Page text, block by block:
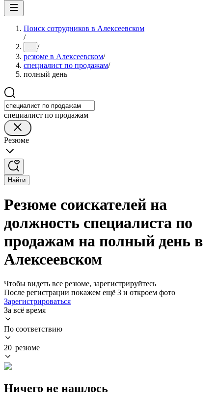
Поиск сотрудников в Алексеевском
/
... /
резюме в Алексеевском/
специалист по продажам/
полный день
специалист по продажам
Резюме
Найти
Резюме соискателей на
должность специалиста по
продажам на полный день в
Алексеевском
Чтобы видеть все резюме, зарегистрируйтесь
После регистрации покажем ещё 3 и откроем фото
Зарегистрироваться
За всё время
По соответствию
20 резюме
Ничего не нашлось